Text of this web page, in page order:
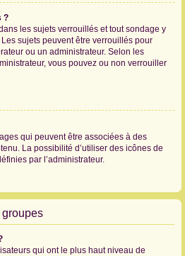
?
les sujets verrouillés et tout sondage y
sujets peuvent être verrouillés pour
ou un administrateur. Selon les
vous pouvez ou non verrouiller
qui peuvent être associées à des
La possibilité d’utiliser des icônes de
par l’administrateur.
groupes
qui ont le plus haut niveau de